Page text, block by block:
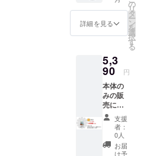
でお届
けいた
しま
料込）
収納
ケース
はご準
備頂
き、
様々な
シュチ
エー
ション
けいた
しま
す。
（税
料込）※
生産状
況によ
り販売
予定価
格が変
更にな
る場合
があり
ます。
詳細を見る
の
リ
タ
ー
ン
を
選
択
す
る
5,3
90 円
本体の
みの販
売にな
りま
す。
（ごみ
ポケッ
ト機能
支援
者：
0人
お届
け予